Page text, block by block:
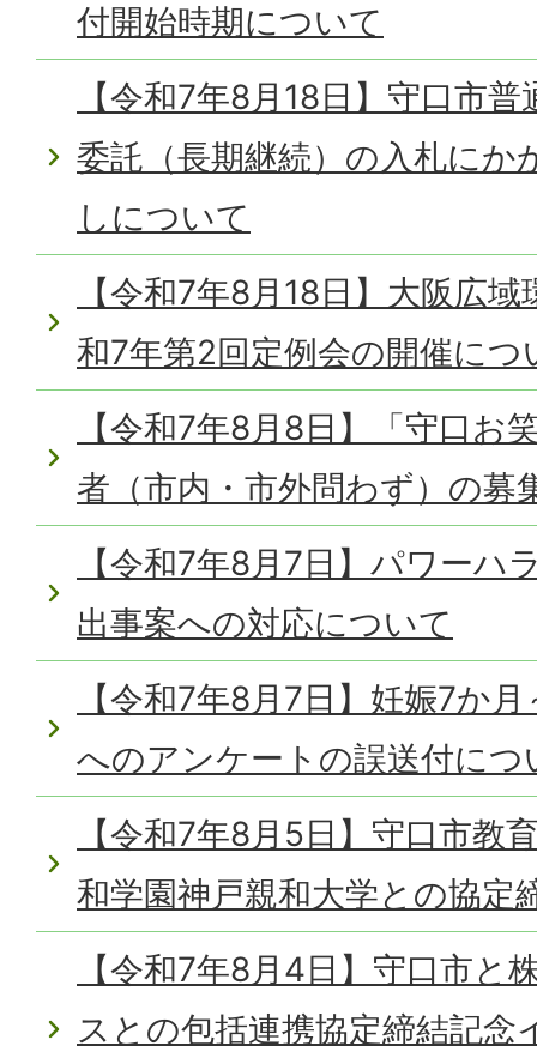
付開始時期について
【令和7年8月18日】守口市
委託（長期継続）の入札にか
しについて
【令和7年8月18日】大阪広
和7年第2回定例会の開催につ
【令和7年8月8日】「守口お
者（市内・市外問わず）の募
【令和7年8月7日】パワーハ
出事案への対応について
【令和7年8月7日】妊娠7か
へのアンケートの誤送付につ
【令和7年8月5日】守口市教
和学園神戸親和大学との協定
【令和7年8月4日】守口市と
スとの包括連携協定締結記念